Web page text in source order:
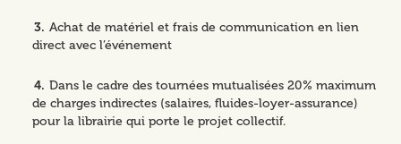
Achat de matériel et frais de communication en lien
direct avec l’événement
Dans le cadre des tournées mutualisées 20% maximum
de charges indirectes (salaires, fluides-loyer-assurance)
pour la librairie qui porte le projet collectif.